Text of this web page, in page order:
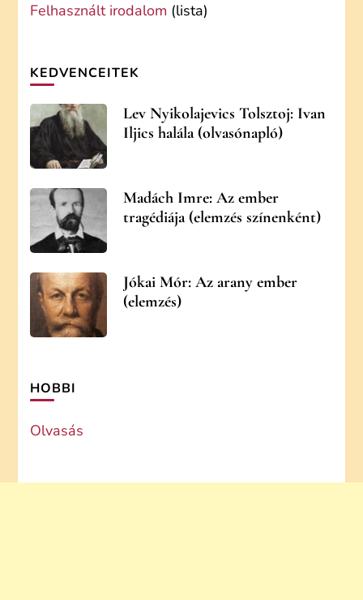
Felhasznált irodalom (lista)
KEDVENCEITEK
Lev Nyikolajevics Tolsztoj: Ivan
Iljics halála (olvasónapló)
Madách Imre: Az ember
tragédiája (elemzés színenként)
Jókai Mór: Az arany ember
(elemzés)
HOBBI
Olvasás